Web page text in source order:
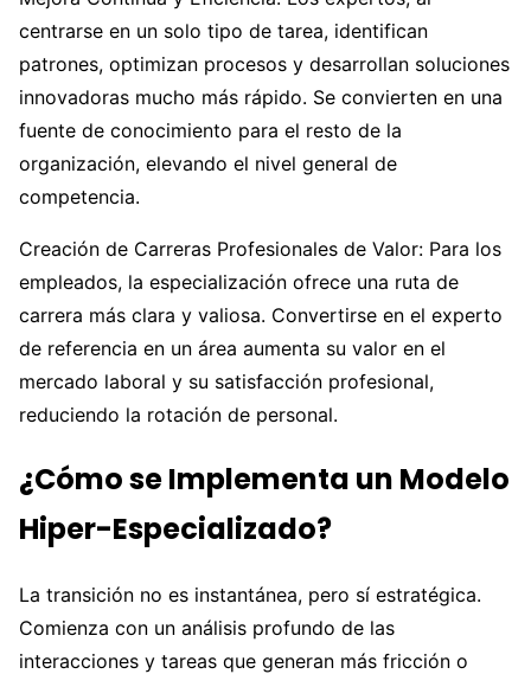
centrarse en un solo tipo de tarea, identifican
patrones, optimizan procesos y desarrollan soluciones
innovadoras mucho más rápido. Se convierten en una
fuente de conocimiento para el resto de la
organización, elevando el nivel general de
competencia.
Creación de Carreras Profesionales de Valor: Para los
empleados, la especialización ofrece una ruta de
carrera más clara y valiosa. Convertirse en el experto
de referencia en un área aumenta su valor en el
mercado laboral y su satisfacción profesional,
reduciendo la rotación de personal.
¿Cómo se Implementa un Modelo
Hiper-Especializado?
La transición no es instantánea, pero sí estratégica.
Comienza con un análisis profundo de las
interacciones y tareas que generan más fricción o